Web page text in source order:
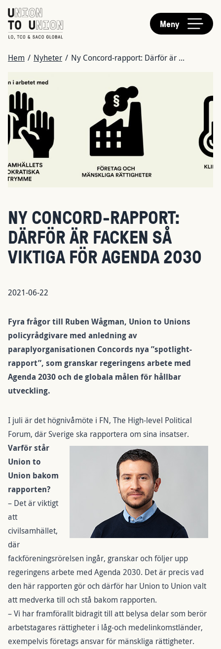
Hoppa
till
huvudinnehåll
Meny
LÄNKSTIG
Hem / Nyheter / Ny Concord-rapport: Därför är ...
Bild
NY CONCORD-RAPPORT:
DÄRFÖR ÄR FACKEN SÅ
VIKTIGA FÖR AGENDA 2030
2021-06-22
Fyra frågor till Ruben Wågman, Union to Unions
policyrådgivare med anledning av
paraplyorganisationen Concords nya ”spotlight-
rapport”, som granskar regeringens arbete med
Agenda 2030 och de globala målen för hållbar
utveckling.
I juli är det högnivåmöte i FN, The High-level Political
Forum, där Sverige ska rapportera om sina insatser.
Varför står
Union to
Union bakom
rapporten?
– Det är viktigt
att
civilsamhället,
där
fackföreningsrörelsen ingår, granskar och följer upp
regeringens arbete med Agenda 2030. Det är precis vad
den här rapporten gör och därför har Union to Union valt
att medverka till och stå bakom rapporten.
– Vi har framförallt bidragit till att belysa delar som berör
arbetstagares rättigheter i låg-och medelinkomstländer,
exempelvis företags ansvar för mänskliga rättigheter.